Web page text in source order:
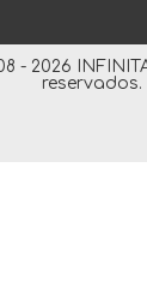
- 2026
reservados.